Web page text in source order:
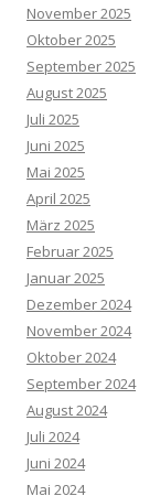
November 2025
Oktober 2025
September 2025
August 2025
Juli 2025
Juni 2025
Mai 2025
April 2025
März 2025
Februar 2025
Januar 2025
Dezember 2024
November 2024
Oktober 2024
September 2024
August 2024
Juli 2024
Juni 2024
Mai 2024